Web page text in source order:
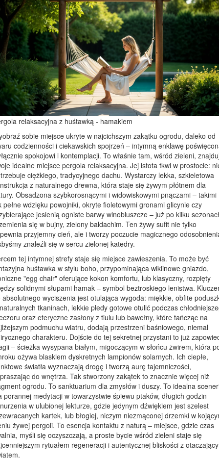
relaksacyjna z huśtawką - hamakiem
sobie miejsce ukryte w najcichszym zakątku ogrodu, daleko od
codzienności i ciekawskich spojrzeń – intymną enklawę
spokojowi i kontemplacji. To właśnie tam, wśród zieleni,
idealne miejsce pergola relaksacyjna. Jej istota tkwi w prostocie:
ciężkiego, tradycyjnego dachu. Wystarczy lekka, szkieletowa
z naturalnego drewna, która staje się żywym płótnem dla
Obsadzona szybkorosnącymi i widowiskowymi pnączami – takimi
pełne wdzięku powojniki, okryte fioletowymi gronami glicynie czy
jesienią ogniste barwy winobluszcze – już po kilku
się w bujny, zielony baldachim. Ten żywy sufit nie tylko
przyjemny cień, ale i tworzy poczucie magicznego
znaleźli się w sercu zielonej katedry.
tej intymnej strefy staje się miejsce zawieszenia. To może być
huśtawka w stylu boho, przypominająca wiklinowe gniazdo,
"egg chair" oferujące kokon komfortu, lub klasyczny, rozpięty
solidnymi słupami hamak – symbol beztroskiego lenistwa.
absolutnego wyciszenia jest otulająca wygoda: miękkie, obfite
tkaninach, lekkie pledy gotowe otulić podczas
oraz eteryczne zasłony z tiulu lub bawełny, które tańcząc na
podmuchu wiatru, dodają przestrzeni baśniowego, niemal
charakteru. Dojście do tej sekretnej przystani to już
– ścieżka wysypana białym, migoczącym w słońcu żwirem, która
ożywa blaskiem dyskretnych lampionów solarnych. Ich ciepłe,
światła wyznaczają drogę i tworzą aurę tajemniczości,
do wnętrza. Tak stworzony zakątek to znacznie więcej niż
ogrodu. To sanktuarium dla zmysłów i duszy. To idealna
porannej medytacji w towarzystwie śpiewu ptaków, długich godzin
w ulubionej lekturze, gdzie jedynym dźwiękiem jest szelest
kartek, lub błogiej, niczym niezmąconej drzemki w
żywej pergoli. To esencja kontaktu z naturą – miejsce, gdzie czas
myśli się oczyszczają, a proste bycie wśród zieleni staje się
rytuałem regeneracji i autentycznej bliskości z